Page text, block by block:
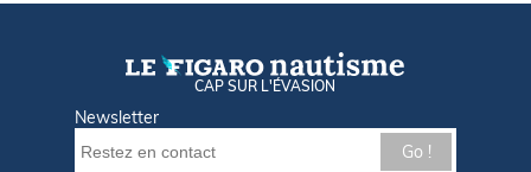
CAP SUR L'ÉVASION
Newsletter
Go !